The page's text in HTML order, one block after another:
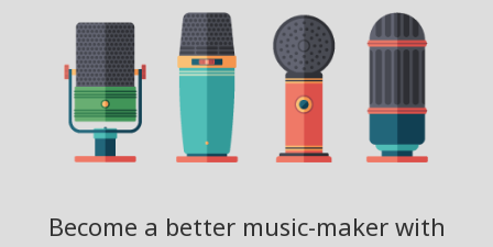
Become a better music-maker with